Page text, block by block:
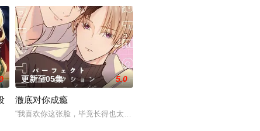
活。然而有一天，她深爱的母亲去世了，美冶被鸿藏家族的本家收养。在
更新至05集 5.0
澈底对你成瘾
“我喜欢你这张脸，毕竟长得也太好看了吧。” 明仁是个颜控、私生活风